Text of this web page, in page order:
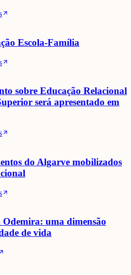
Escola-Família
sobre Educação Relacional
será apresentado em
do Algarve mobilizados
Odemira: uma dimensão
de vida